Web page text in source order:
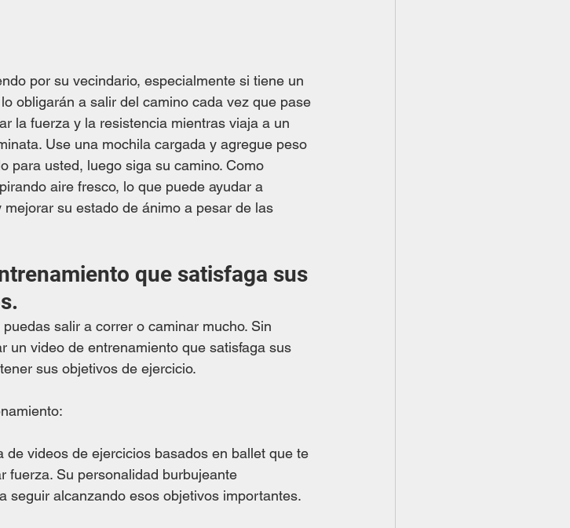
por su vecindario, especialmente si tiene un
obligarán a salir del camino cada vez que pase
la fuerza y ​​la resistencia mientras viaja a un
Use una mochila cargada y agregue peso
para usted, luego siga su camino. Como
aire fresco, lo que puede ayudar a
su estado de ánimo a pesar de las
que satisfaga sus
salir a correr o caminar mucho. Sin
un video de entrenamiento que satisfaga sus
sus objetivos de ejercicio.
videos de ejercicios basados ​​en ballet que te
fuerza. Su personalidad burbujeante
seguir alcanzando esos objetivos importantes.